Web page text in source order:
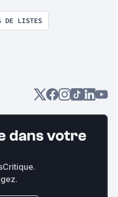
DE LISTES
dans votre